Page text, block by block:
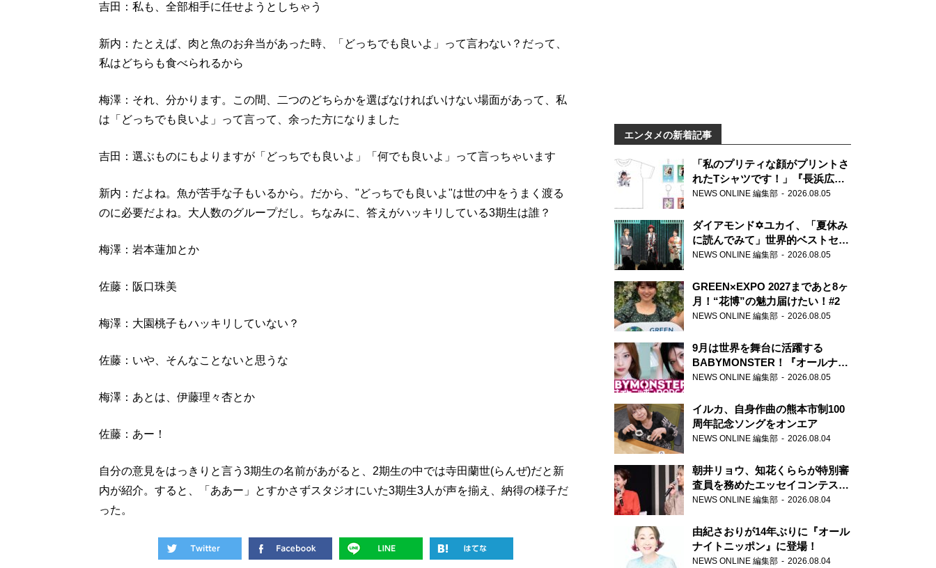
吉田：私も、全部相手に任せようとしちゃう
新内：たとえば、肉と魚のお弁当があった時、「どっちでも良いよ」って言わない？だって、
私はどちらも食べられるから
梅澤：それ、分かります。この間、二つのどちらかを選ばなければいけない場面があって、私
は「どっちでも良いよ」って言って、余った方になりました
吉田：選ぶものにもよりますが「どっちでも良いよ」「何でも良いよ」って言っちゃいます
新内：だよね。魚が苦手な子もいるから。だから、"どっちでも良いよ"は世の中をうまく渡る
のに必要だよね。大人数のグループだし。ちなみに、答えがハッキリしている3期生は誰？
梅澤：岩本蓮加とか
佐藤：阪口珠美
梅澤：大園桃子もハッキリしていない？
佐藤：いや、そんなことないと思うな
梅澤：あとは、伊藤理々杏とか
佐藤：あー！
自分の意見をはっきりと言う3期生の名前があがると、2期生の中では寺田蘭世(らんぜ)だと新
内が紹介。すると、「ああー」とすかさずスタジオにいた3期生3人が声を揃え、納得の様子だ
った。
エンタメの新着記事
「私のプリティな顔がプリントさ
れたTシャツです！」『長浜広奈
天下無双』初の番組グッズ発売
NEWS ONLINE 編集部 2026.08.05
ダイアモンド✡ユカイ、「夏休み
に読んでみて」世界的ベストセラ
ー『アナスタシア』を紹介
NEWS ONLINE 編集部 2026.08.05
GREEN×EXPO 2027まであと8ヶ
月！“花博”の魅力届けたい！#2
NEWS ONLINE 編集部 2026.08.05
9月は世界を舞台に活躍する
BABYMONSTER！『オールナイ
トニッポンPODCAST』月替わり
NEWS ONLINE 編集部 2026.08.05
イルカ、自身作曲の熊本市制100
周年記念ソングをオンエア
NEWS ONLINE 編集部 2026.08.04
朝井リョウ、知花くららが特別審
査員を務めたエッセイコンテスト
の特別番組「#いまあなたに伝え
NEWS ONLINE 編集部 2026.08.04
由紀さおりが14年ぶりに『オール
ナイトニッポン』に登場！
NEWS ONLINE 編集部 2026.08.04